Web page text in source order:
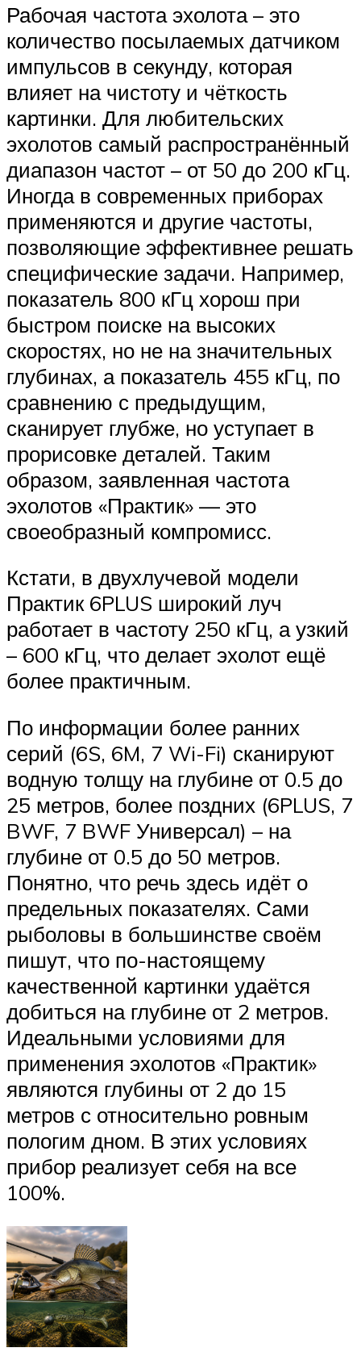
Рабочая частота эхолота – это
количество посылаемых датчиком
импульсов в секунду, которая
влияет на чистоту и чёткость
картинки. Для любительских
эхолотов самый распространённый
диапазон частот – от 50 до 200 кГц.
Иногда в современных приборах
применяются и другие частоты,
позволяющие эффективнее решать
специфические задачи. Например,
показатель 800 кГц хорош при
быстром поиске на высоких
скоростях, но не на значительных
глубинах, а показатель 455 кГц, по
сравнению с предыдущим,
сканирует глубже, но уступает в
прорисовке деталей. Таким
образом, заявленная частота
эхолотов «Практик» — это
своеобразный компромисс.
Кстати, в двухлучевой модели
Практик 6PLUS широкий луч
работает в частоту 250 кГц, а узкий
– 600 кГц, что делает эхолот ещё
более практичным.
По информации более ранних
серий (6S, 6M, 7 Wi-Fi) сканируют
водную толщу на глубине от 0.5 до
25 метров, более поздних (6PLUS, 7
BWF, 7 BWF Универсал) – на
глубине от 0.5 до 50 метров.
Понятно, что речь здесь идёт о
предельных показателях. Сами
рыболовы в большинстве своём
пишут, что по-настоящему
качественной картинки удаётся
добиться на глубине от 2 метров.
Идеальными условиями для
применения эхолотов «Практик»
являются глубины от 2 до 15
метров с относительно ровным
пологим дном. В этих условиях
прибор реализует себя на все
100%.